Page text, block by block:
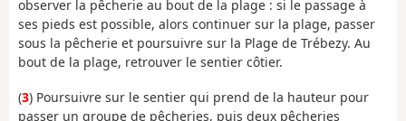
observer la pêcherie au bout de la plage : si le passage à
ses pieds est possible, alors continuer sur la plage, passer
sous la pêcherie et poursuivre sur la Plage de Trébezy. Au
bout de la plage, retrouver le sentier côtier.
(3) Poursuivre sur le sentier qui prend de la hauteur pour
passer un groupe de pêcheries, puis deux pêcheries